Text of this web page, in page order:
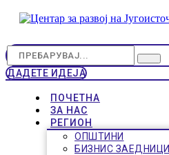
ДАДЕТЕ ИДЕЈА
ПОЧЕТНА
ЗА НАС
РЕГИОН
ОПШТИНИ
БИЗНИС ЗАЕДНИЦИ